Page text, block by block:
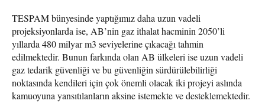
TESPAM bünyesinde yaptığımız daha uzun vadeli
projeksiyonlarda ise, AB’nin gaz ithalat hacminin 2050’li
yıllarda 480 milyar m3 seviyelerine çıkacağı tahmin
edilmektedir. Bunun farkında olan AB ülkeleri ise uzun vadeli
gaz tedarik güvenliği ve bu güvenliğin sürdürülebilirliği
noktasında kendileri için çok önemli olacak iki projeyi aslında
kamuoyuna yansıtılanların aksine istemekte ve desteklemektedir.